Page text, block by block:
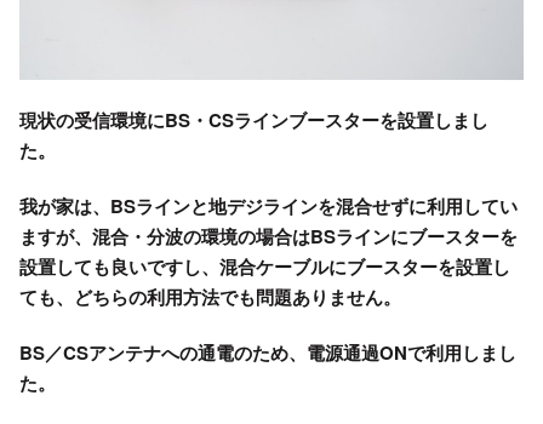
現状の受信環境にBS・CSラインブースターを設置しまし
た。
我が家は、BSラインと地デジラインを混合せずに利用してい
ますが、混合・分波の環境の場合はBSラインにブースターを
設置しても良いですし、混合ケーブルにブースターを設置し
ても、どちらの利用方法でも問題ありません。
BS／CSアンテナへの通電のため、電源通過ONで利用しまし
た。